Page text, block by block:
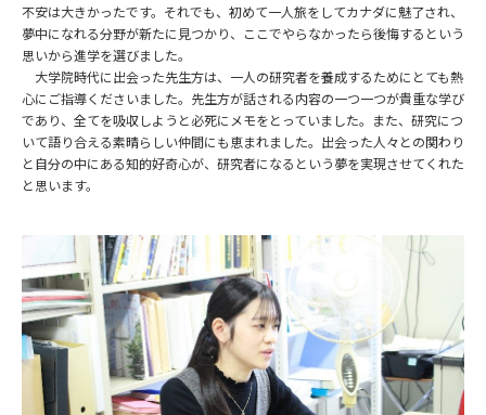
不安は大きかったです。それでも、初めて一人旅をしてカナダに魅了され、
夢中になれる分野が新たに見つかり、ここでやらなかったら後悔するという
思いから進学を選びました。
大学院時代に出会った先生方は、一人の研究者を養成するためにとても熱
心にご指導くださいました。先生方が話される内容の一つ一つが貴重な学び
であり、全てを吸収しようと必死にメモをとっていました。また、研究につ
いて語り合える素晴らしい仲間にも恵まれました。出会った人々との関わり
と自分の中にある知的好奇心が、研究者になるという夢を実現させてくれた
と思います。